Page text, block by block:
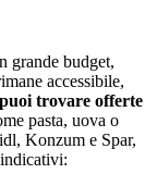
grande budget,
accessibile,
trovare offerte
pasta, uova o
Konzum e Spar,